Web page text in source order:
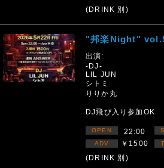
(DRINK 別)
"邦楽Night"
出演:
-DJ-
LIL JUN
シトミ
りりか丸
DJ飛び入り参加OK
OPEN 22:00
ADV
￥1500
(DRINK 別)